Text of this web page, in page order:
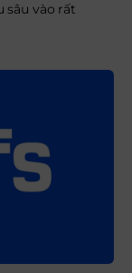
sâu vào rất